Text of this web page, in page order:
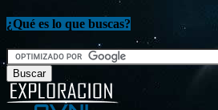
¿Qué es lo que buscas?